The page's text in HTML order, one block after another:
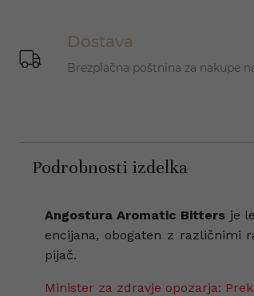
Dostava
Brezplačna poštnina za nakupe
Podrobnosti izdelka
Angostura Aromatic Bitters je
encijana, obogaten z različnimi
pijač.
Minister za zdravje opozarja: